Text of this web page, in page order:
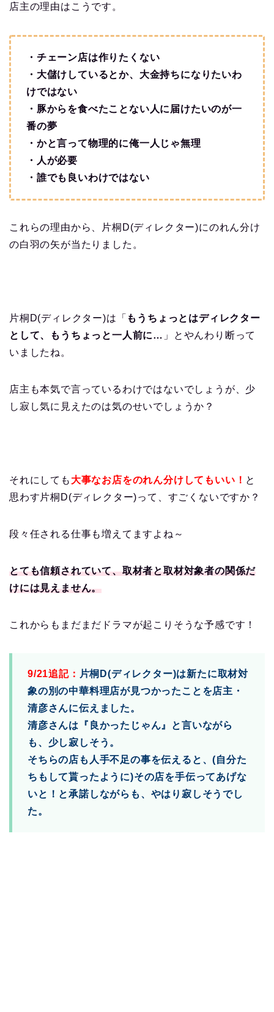
店主の理由はこうです。
・チェーン店は作りたくない
・大儲けしているとか、大金持ちになりたいわ
けではない
・豚からを食べたことない人に届けたいのが一
番の夢
・かと言って物理的に俺一人じゃ無理
・人が必要
・誰でも良いわけではない
これらの理由から、片桐D(ディレクター)にのれん分け
の白羽の矢が当たりました。
片桐D(ディレクター)は「 もうちょっとはディレクター
として、もうちょっと一人前に… 」とやんわり断って
いましたね。
店主も本気で言っているわけではないでしょうが、少
し寂し気に見えたのは気のせいでしょうか？
それにしても 大事なお店をのれん分けしてもいい！ と
思わす片桐D(ディレクター)って、すごくないですか？
段々任される仕事も増えてますよね～
とても信頼されていて、取材者と取材対象者の関係だ
けには見えません。
これからもまだまだドラマが起こりそうな予感です！
9/21追記： 片桐D(ディレクター)は新たに取材対
象の別の中華料理店が見つかったことを店主・
清彦さんに伝えました。
清彦さんは『良かったじゃん』と言いながら
も、少し寂しそう。
そちらの店も人手不足の事を伝えると、(自分た
ちもして貰ったように)その店を手伝ってあげな
いと！と承諾しながらも、やはり寂しそうでし
た。